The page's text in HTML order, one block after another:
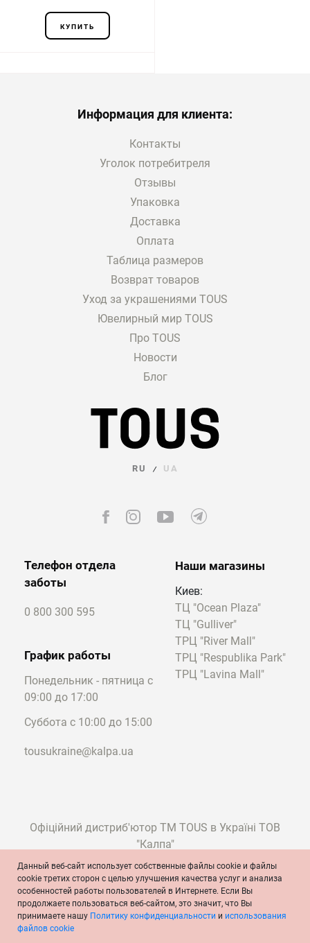
КУПИТЬ
Информация для клиента:
Контакты
Уголок потребитреля
Отзывы
Упаковка
Доставка
Оплата
Таблица размеров
Возврат товаров
Уход за украшениями TOUS
Ювелирный мир TOUS
Про TOUS
Новости
Блог
RU / UA
Телефон отдела
заботы
0 800 300 595
График работы
Понедельник - пятница с
09:00 до 17:00
Суббота с 10:00 до 15:00
tousukraine@kalpa.ua
Наши магазины
Киев:
ТЦ "Ocean Plaza"
ТЦ "Gulliver"
ТРЦ "River Mall"
ТРЦ "Respublika Park"
ТРЦ "Lavina Mall"
Офіційний дистриб'ютор ТМ TOUS в Україні ТОВ
"Калпа"
© TOUS, ювелиры с 1920 года
Условия и положения
Политика конфиденциальности
Политика cookie
Данный веб-сайт использует собственные файлы cookie и файлы
cookie третих сторон с целью улучшения качества услуг и анализа
особенностей работы пользователей в Интернете. Если Вы
продолжаете пользоваться веб-сайтом, это значит, что Вы
принимаете нашу Политику конфиденциальности и использования
файлов cookie